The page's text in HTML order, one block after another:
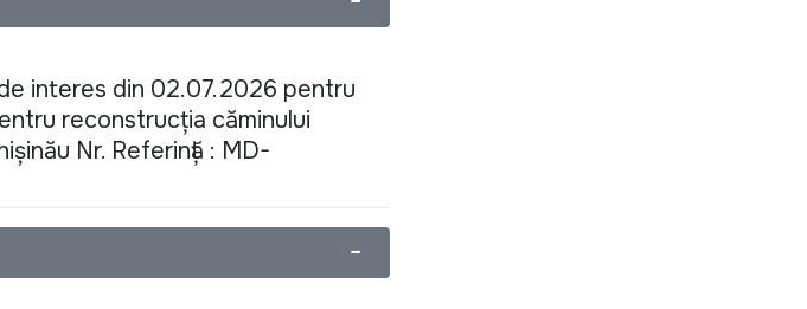
interes din 02.07.2026 pentru
reconstrucția căminului
Nr. Referință : MD-
−